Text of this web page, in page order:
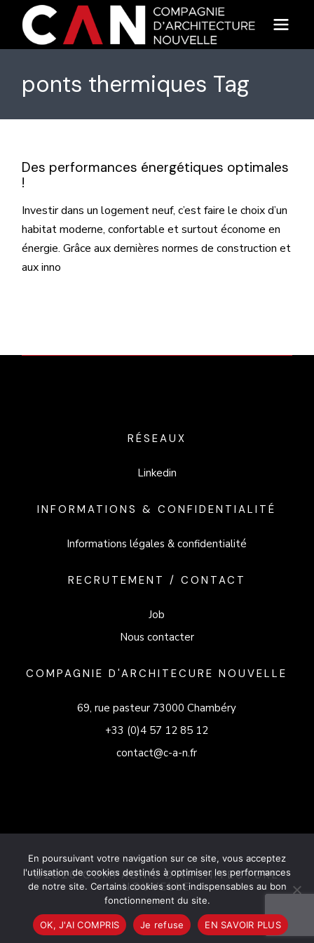
content
ponts thermiques Tag
Des performances énergétiques optimales
!
Investir dans un logement neuf, c’est faire le choix d’un
habitat moderne, confortable et surtout économe en
énergie. Grâce aux dernières normes de construction et
aux inno
RÉSEAUX
Linkedin
INFORMATIONS & CONFIDENTIALITÉ
Informations légales & confidentialité
RECRUTEMENT / CONTACT
Job
Nous contacter
COMPAGNIE D'ARCHITECURE NOUVELLE
69, rue pasteur 73000 Chambéry
+33 (0)4 57 12 85 12
contact@c-a-n.fr
©2026 COMPAGNIE D'ARCHITECTURE
NOUVELLE
En poursuivant votre navigation sur ce site, vous acceptez
l'utilisation de cookies destinés à optimiser les performances
de notre site. Certains cookies sont indispensables au bon
fonctionnement du site.
OK, J'AI COMPRIS Je refuse EN SAVOIR PLUS